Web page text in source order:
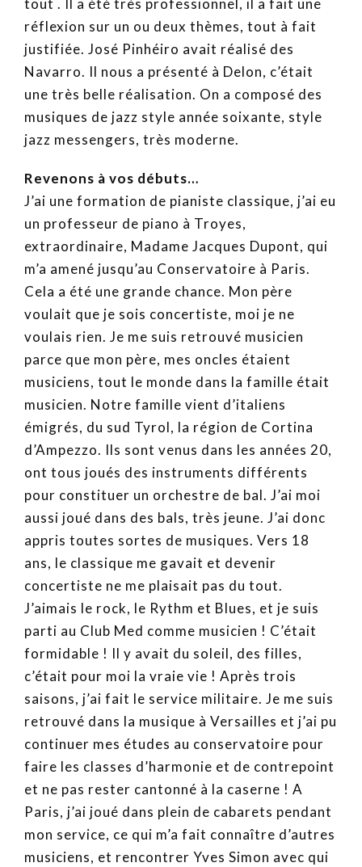
tout . Il a été très professionnel, il a fait une
réflexion sur un ou deux thèmes, tout à fait
justifiée. José Pinhéiro avait réalisé des
Navarro. Il nous a présenté à Delon, c’était
une très belle réalisation. On a composé des
musiques de jazz style année soixante, style
jazz messengers, très moderne.
Revenons à vos débuts…
J’ai une formation de pianiste classique, j’ai eu
un professeur de piano à Troyes,
extraordinaire, Madame Jacques Dupont, qui
m’a amené jusqu’au Conservatoire à Paris.
Cela a été une grande chance. Mon père
voulait que je sois concertiste, moi je ne
voulais rien. Je me suis retrouvé musicien
parce que mon père, mes oncles étaient
musiciens, tout le monde dans la famille était
musicien. Notre famille vient d’italiens
émigrés, du sud Tyrol, la région de Cortina
d’Ampezzo. Ils sont venus dans les années 20,
ont tous joués des instruments différents
pour constituer un orchestre de bal. J’ai moi
aussi joué dans des bals, très jeune. J’ai donc
appris toutes sortes de musiques. Vers 18
ans, le classique me gavait et devenir
concertiste ne me plaisait pas du tout.
J’aimais le rock, le Rythm et Blues, et je suis
parti au Club Med comme musicien ! C’était
formidable ! Il y avait du soleil, des filles,
c’était pour moi la vraie vie ! Après trois
saisons, j’ai fait le service militaire. Je me suis
retrouvé dans la musique à Versailles et j’ai pu
continuer mes études au conservatoire pour
faire les classes d’harmonie et de contrepoint
et ne pas rester cantonné à la caserne ! A
Paris, j’ai joué dans plein de cabarets pendant
mon service, ce qui m’a fait connaître d’autres
musiciens, et rencontrer Yves Simon avec qui